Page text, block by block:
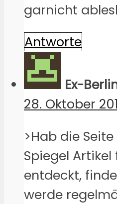
garnicht
Antworte
Ex-
28. Oktober
>Hab die
Spiegel
entdeckt,
werde